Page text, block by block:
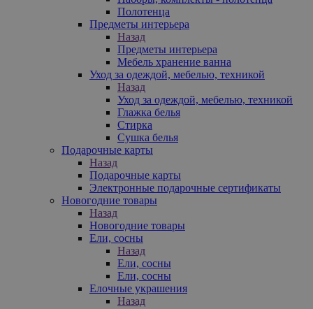
Полотенца
Предметы интерьера
Назад
Предметы интерьера
Мебель хранение ванна
Уход за одеждой, мебелью, техникой
Назад
Уход за одеждой, мебелью, техникой
Глажка белья
Стирка
Сушка белья
Подарочные карты
Назад
Подарочные карты
Электронные подарочные сертификаты
Новогодние товары
Назад
Новогодние товары
Ели, сосны
Назад
Ели, сосны
Ели, сосны
Елочные украшения
Назад